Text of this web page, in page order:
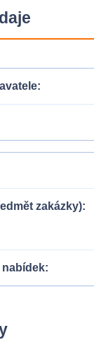
zakázky)
nabídek